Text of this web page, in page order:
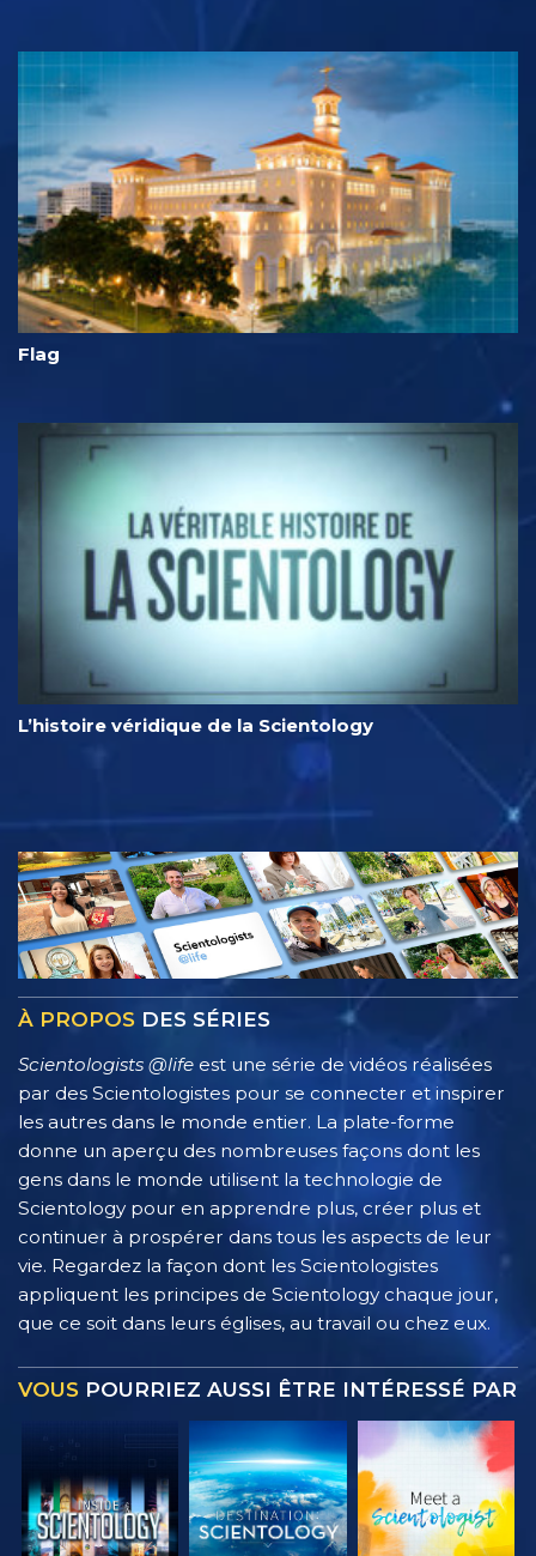
Flag
L’histoire véridique de la Scientology
À PROPOS DES SÉRIES
Scientologists @life est une série de vidéos réalisées
par des Scientologistes pour se connecter et inspirer
les autres dans le monde entier. La plate-forme
donne un aperçu des nombreuses façons dont les
gens dans le monde utilisent la technologie de
Scientology pour en apprendre plus, créer plus et
continuer à prospérer dans tous les aspects de leur
vie. Regardez la façon dont les Scientologistes
appliquent les principes de Scientology chaque jour,
que ce soit dans leurs églises, au travail ou chez eux.
VOUS POURRIEZ AUSSI ÊTRE INTÉRESSÉ PAR